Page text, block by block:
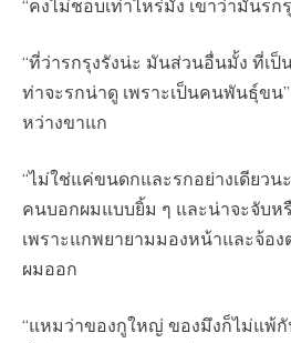
“คงไม่ชอบเท่าไหร่มั้ง เขาว่ามันรก
“ที่ว่ารกรุงรังน่ะ มันส่วนอื่นมั้ง ที่เป็
ท่าจะรกน่าดู เพราะเป็นคนพันธุ์ขน
หว่างขาแก
“ไม่ใช่แค่ขนดกและรกอย่างเดียว
คนบอกผมแบบยิ้ม ๆ และน่าจะจับห
เพราะแกพยายามมองหน้าและจ้อ
ผมออก
“แหมว่าของกูใหญ่ ของมึงก็ไม่แพ้